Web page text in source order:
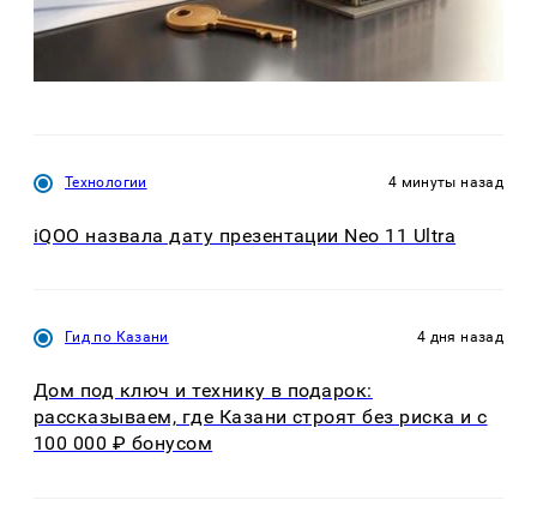
Технологии 4 минуты назад
iQOO назвала дату презентации Neo 11 Ultra
Гид по Казани 4 дня назад
Дом под ключ и технику в подарок:
рассказываем, где Казани строят без риска и с
100 000 ₽ бонусом